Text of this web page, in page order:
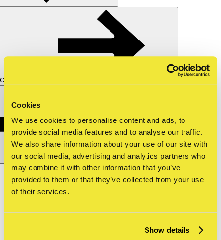
Cookies
We use cookies to personalise content and ads, to
provide social media features and to analyse our traffic.
We also share information about your use of our site with
our social media, advertising and analytics partners who
may combine it with other information that you’ve
provided to them or that they’ve collected from your use
of their services.
Show details
Over ons
Englishen
Tickets
over straat—ndsm burners april 2…